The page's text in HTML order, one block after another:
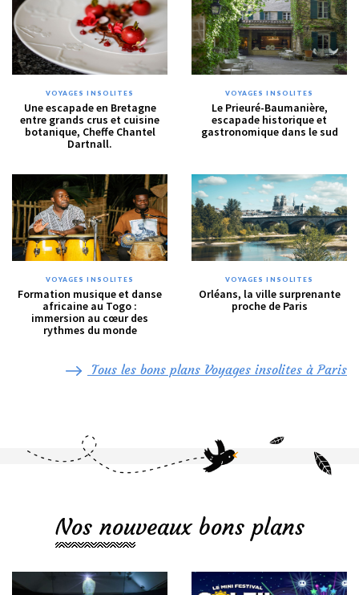
VOYAGES INSOLITES
Une escapade en Bretagne
entre grands crus et cuisine
botanique, Cheffe Chantel
Dartnall.
VOYAGES INSOLITES
Le Prieuré-Baumanière,
escapade historique et
gastronomique dans le sud
VOYAGES INSOLITES
Formation musique et danse
africaine au Togo :
immersion au cœur des
rythmes du monde
VOYAGES INSOLITES
Orléans, la ville surprenante
proche de Paris
Tous les bons plans Voyages insolites à Paris
Nos nouveaux bons plans